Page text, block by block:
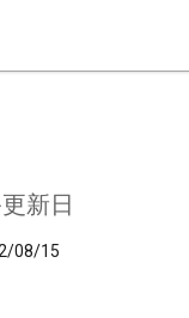
新日
08/15